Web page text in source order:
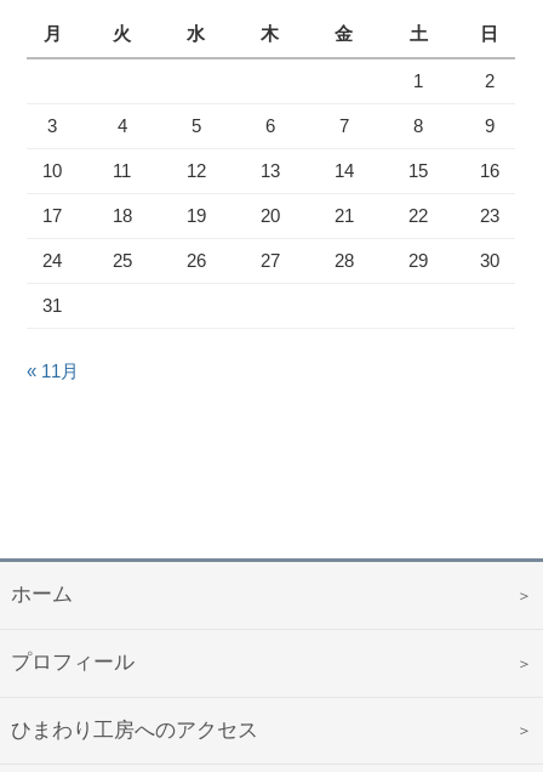
月 火 水 木 金 土 日
1 2
3 4 5 6 7 8 9
10 11 12 13 14 15 16
17 18 19 20 21 22 23
24 25 26 27 28 29 30
31
« 11月
ホーム
プロフィール
ひまわり工房へのアクセス